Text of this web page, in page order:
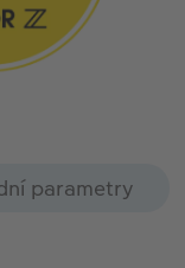
parametry